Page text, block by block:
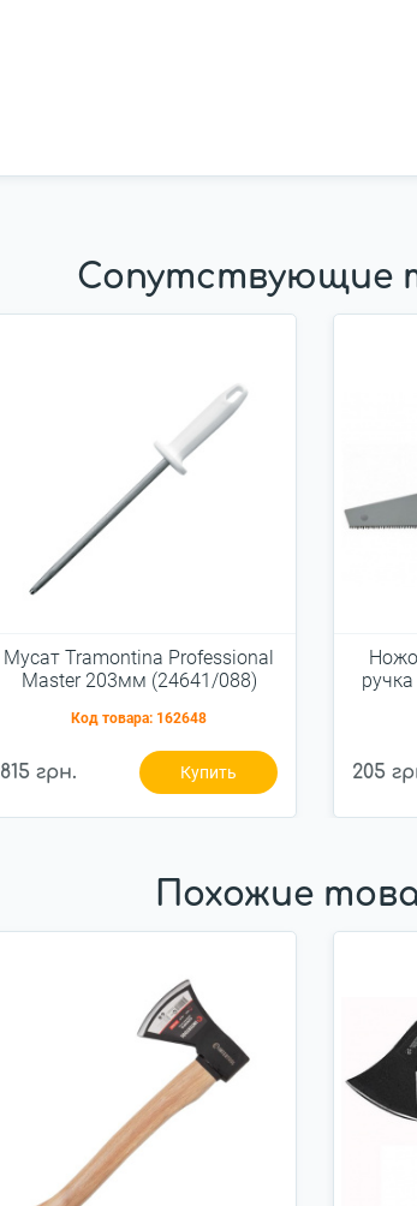
Сопутствующие
Мусат Tramontina Professional
Master 203мм (24641/088)
Код товара: 162648
815 грн. Купить 205
Похожие